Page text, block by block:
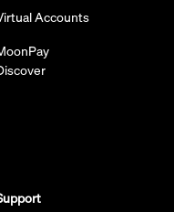
Accounts